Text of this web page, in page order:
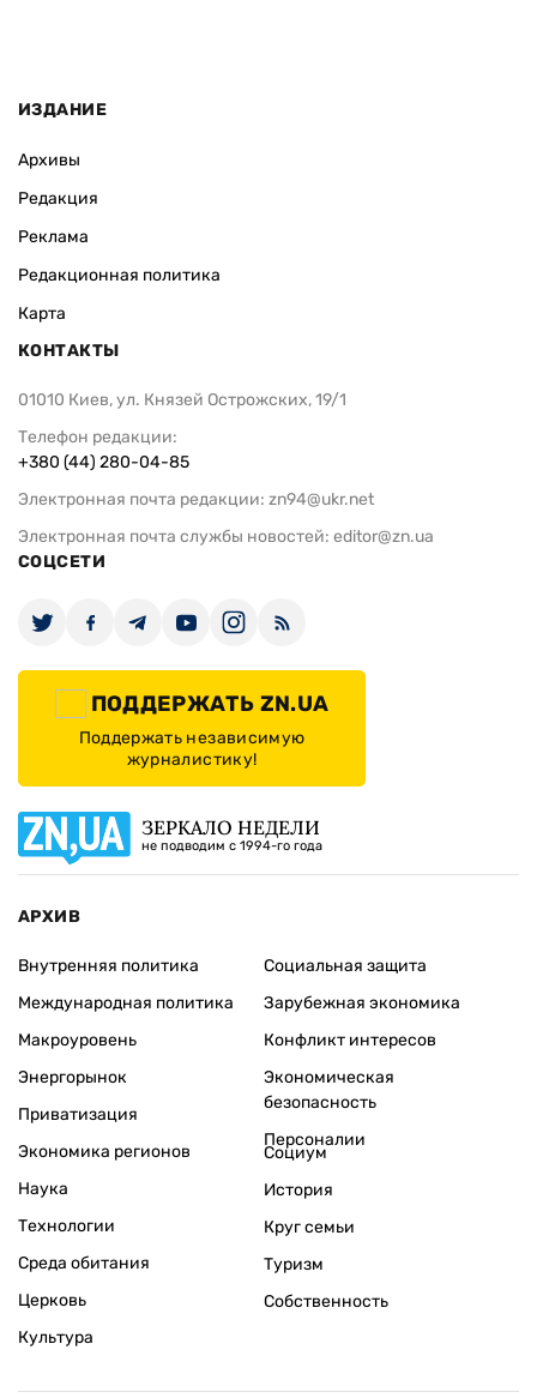
ИЗДАНИЕ
Архивы
Редакция
Реклама
Редакционная политика
Карта
КОНТАКТЫ
01010 Киев, ул. Князей Острожских, 19/1
Телефон редакции:
+380 (44) 280-04-85
Электронная почта редакции: zn94@ukr.net
Электронная почта службы новостей: editor@zn.ua
СОЦСЕТИ
ПОДДЕРЖАТЬ ZN.UA
Поддержать независимую
журналистику!
ЗЕРКАЛО НЕДЕЛИ
не подводим с 1994-го года
АРХИВ
Внутренняя политика
Международная политика
Макроуровень
Энергорынок
Приватизация
Экономика регионов
Социальная защита
Зарубежная экономика
Конфликт интересов
Экономическая
безопасность
Персоналии
Наука
Технологии
Среда обитания
Церковь
Культура
Социум
История
Круг семьи
Туризм
Собственность